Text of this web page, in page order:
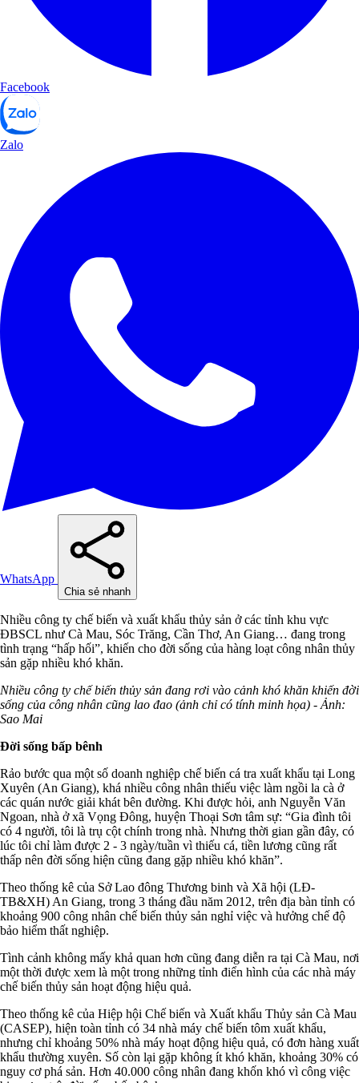
Facebook
Zalo
WhatsApp
Chia sẻ nhanh
Nhiều công ty chế biến và xuất khẩu thủy sản ở các tỉnh khu vực
ĐBSCL như Cà Mau, Sóc Trăng, Cần Thơ, An Giang… đang trong
tình trạng “hấp hối”, khiến cho đời sống của hàng loạt công nhân thủy
sản gặp nhiều khó khăn.
Nhiều công ty chế biến thủy sản đang rơi vào cảnh khó khăn khiến đời
sống của công nhân cũng lao đao (ảnh chỉ có tính minh họa) - Ảnh:
Sao Mai
Đời sống bấp bênh
Rảo bước qua một số doanh nghiệp chế biến cá tra xuất khẩu tại Long
Xuyên (An Giang), khá nhiều công nhân thiếu việc làm ngồi la cà ở
các quán nước giải khát bên đường. Khi được hỏi, anh Nguyễn Văn
Ngoan, nhà ở xã Vọng Đông, huyện Thoại Sơn tâm sự: “Gia đình tôi
có 4 người, tôi là trụ cột chính trong nhà. Nhưng thời gian gần đây, có
lúc tôi chỉ làm được 2 - 3 ngày/tuần vì thiếu cá, tiền lương cũng rất
thấp nên đời sống hiện cũng đang gặp nhiều khó khăn”.
Theo thống kê của Sở Lao đông Thương binh và Xã hội (LĐ-
TB&XH) An Giang, trong 3 tháng đầu năm 2012, trên địa bàn tỉnh có
khoảng 900 công nhân chế biến thủy sản nghỉ việc và hưởng chế độ
bảo hiểm thất nghiệp.
Tình cảnh không mấy khả quan hơn cũng đang diễn ra tại Cà Mau, nơi
một thời được xem là một trong những tỉnh điển hình của các nhà máy
chế biến thủy sản hoạt động hiệu quả.
Theo thống kê của Hiệp hội Chế biến và Xuất khẩu Thủy sản Cà Mau
(CASEP), hiện toàn tỉnh có 34 nhà máy chế biến tôm xuất khẩu,
nhưng chỉ khoảng 50% nhà máy hoạt động hiệu quả, có đơn hàng xuất
khẩu thường xuyên. Số còn lại gặp không ít khó khăn, khoảng 30% có
nguy cơ phá sản. Hơn 40.000 công nhân đang khốn khó vì công việc